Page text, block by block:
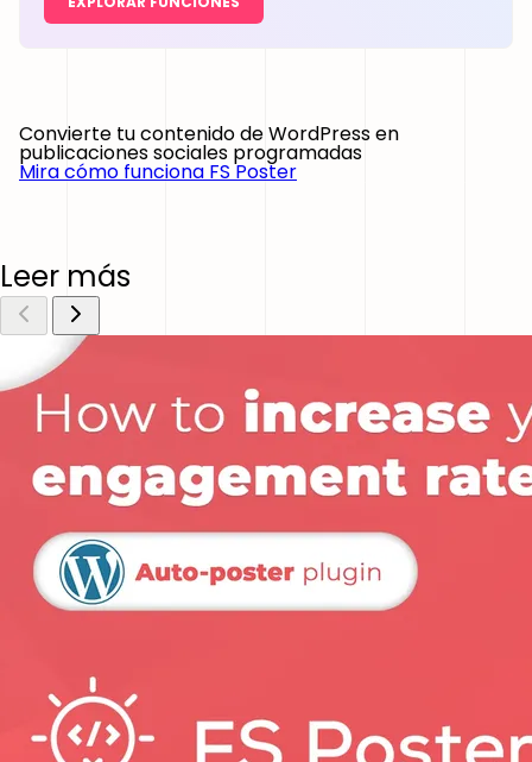
Convierte tu contenido de WordPress en
publicaciones sociales programadas
Mira cómo funciona FS Poster
Leer más